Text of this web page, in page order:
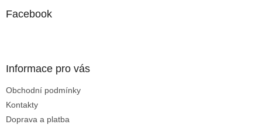
Facebook
Informace pro vás
Obchodní podmínky
Kontakty
Doprava a platba